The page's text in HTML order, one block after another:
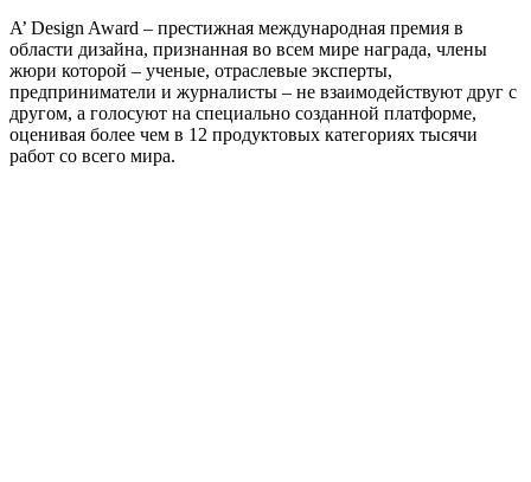
A’ Design Award – престижная международная премия в
области дизайна, признанная во всем мире награда, члены
жюри которой – ученые, отраслевые эксперты,
предприниматели и журналисты – не взаимодействуют друг с
другом, а голосуют на специально созданной платформе,
оценивая более чем в 12 продуктовых категориях тысячи
работ со всего мира.